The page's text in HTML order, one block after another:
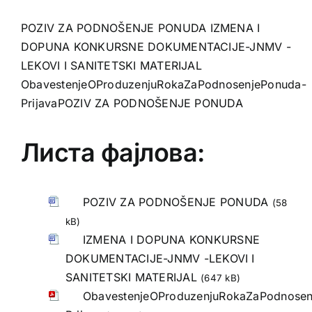
POZIV ZA PODNOŠENJE PONUDA IZMENA I
DOPUNA KONKURSNE DOKUMENTACIJE-JNMV -
LEKOVI I SANITETSKI MATERIJAL
ObavestenjeOProduzenjuRokaZaPodnosenjePonuda-
PrijavaPOZIV ZA PODNOŠENJE PONUDA
Листа фајлова:
POZIV ZA PODNOŠENJE PONUDA (58
kB)
IZMENA I DOPUNA KONKURSNE
DOKUMENTACIJE-JNMV -LEKOVI I
SANITETSKI MATERIJAL (647 kB)